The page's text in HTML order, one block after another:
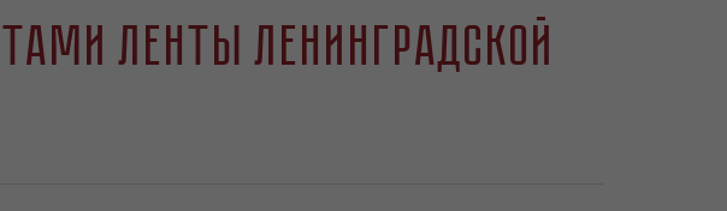
ленты Ленинградской